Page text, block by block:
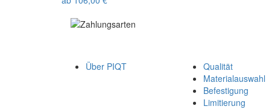
Über PIQT
Qualität
Materialauswahl
Befestigung
Limitierung